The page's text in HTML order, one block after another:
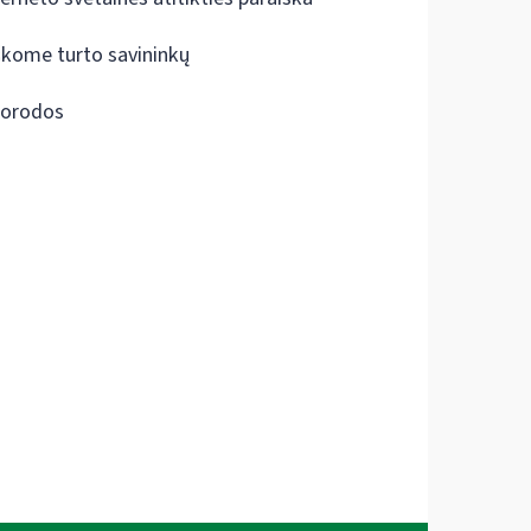
turto savininkų